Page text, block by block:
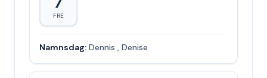
FRE
Namnsdag: Dennis , Denise